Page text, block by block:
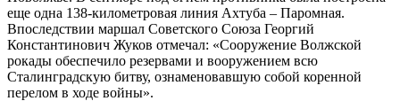
еще одна 138-километровая линия Ахтуба – Паромная.
Впоследствии маршал Советского Союза Георгий
Константинович Жуков отмечал: «Сооружение Волжской
рокады обеспечило­ резервами и вооружением всю
Сталинградскую битву, ознаменовавшую собой коренной
перелом в ходе войны».